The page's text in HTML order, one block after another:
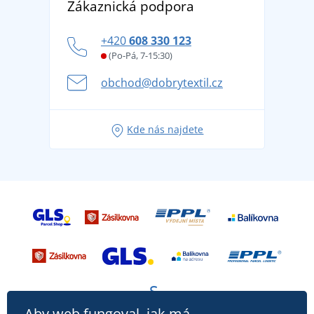
Potisk a výšivka
Věrnostní program BONTIS +
tradicí od roku 1976
Letní dobrodružství začíná balením aneb připravte
se na dovolenou bez starostí
Tipy na svěží outfity pro pohodové léto
Zákaznická podpora
+420608 330 123
(Po-Pá, 7-15:30)
obchod@dobrytextil.cz
Kde nás najdete